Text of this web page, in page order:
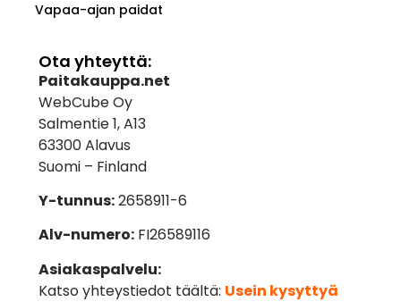
Vapaa-ajan paidat
Ota yhteyttä:
Paitakauppa.net
WebCube Oy
Salmentie 1, A13
63300 Alavus
Suomi – Finland
Y-tunnus:2658911-6
Alv-numero:FI26589116
Asiakaspalvelu:
Katso yhteystiedot täältä: Usein kysyttyä